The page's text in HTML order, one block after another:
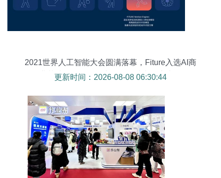
2021世界人工智能大会圆满落幕，Fiture入选AI商
业落地百强，智能产品热销助力健康生活
更新时间：2026-08-08 06:30:44